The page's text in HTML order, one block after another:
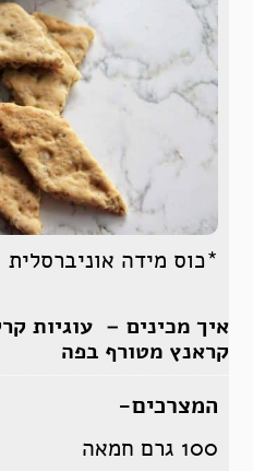
*כוס מידה אוניברסלית
איך מכינים – עוגיות
קראנץ מטורף בפה
המצרכים-
100 גרם חמאה